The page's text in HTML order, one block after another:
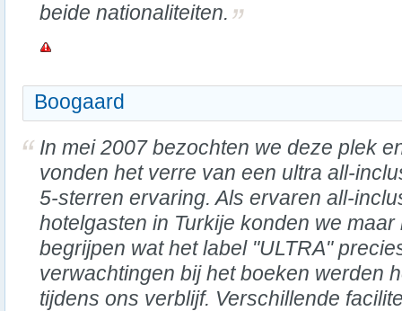
beide nationaliteiten.
Boogaard
In mei 2007 bezochten we deze plek
vonden het verre van een ultra all-
5-sterren ervaring. Als ervaren all-
hotelgasten in Turkije konden we maar
begrijpen wat het label "ULTRA"
verwachtingen bij het boeken werden
tijdens ons verblijf. Verschillende